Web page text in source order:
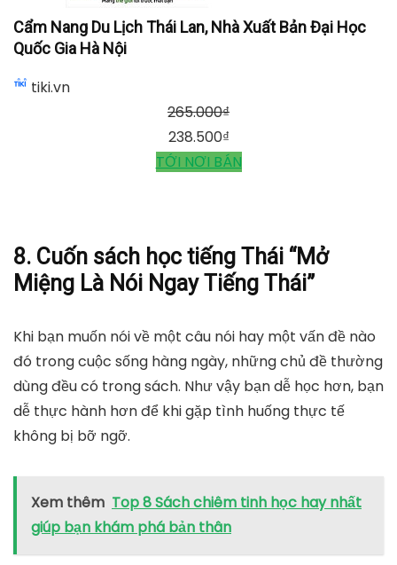
Cẩm Nang Du Lịch Thái Lan, Nhà Xuất Bản Đại Học
Quốc Gia Hà Nội
tiki.vn
265.000₫
238.500₫
TỚI NƠI BÁN
8. Cuốn sách học tiếng Thái “Mở
Miệng Là Nói Ngay Tiếng Thái”
Khi bạn muốn nói về một câu nói hay một vấn đề nào
đó trong cuộc sống hàng ngày, những chủ đề thường
dùng đều có trong sách. Như vậy bạn dễ học hơn, bạn
dễ thực hành hơn để khi gặp tình huống thực tế
không bị bỡ ngỡ.
Xem thêm Top 8 Sách chiêm tinh học hay nhất
giúp bạn khám phá bản thân